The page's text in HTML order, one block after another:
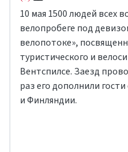
10 мая 1500 людей всех
велопробеге под
велопотоке»,
туристического и
Вентспилсе. Заезд
раз его дополнили
и Финляндии.